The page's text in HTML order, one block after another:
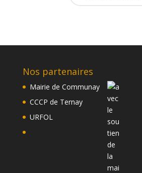
Nos partenaires
Mairie de Communay
CCCP de Ternay
URFOL